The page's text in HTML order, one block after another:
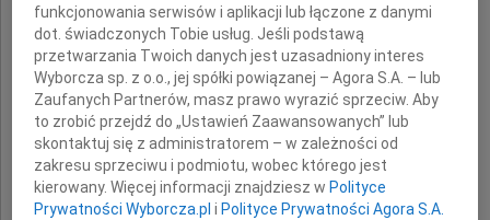
Jolanty Bigus
Mamy naszego Kolegi
Piotra Bigusa
funkcjonowania serwisów i aplikacji lub łączone z danymi
dot. świadczonych Tobie usług. Jeśli podstawą
przetwarzania Twoich danych jest uzasadniony interes
Wyborcza sp. z o.o., jej spółki powiązanej – Agora S.A. – lub
Zaufanych Partnerów, masz prawo wyrazić sprzeciw. Aby
to zrobić przejdź do „Ustawień Zaawansowanych” lub
skontaktuj się z administratorem – w zależności od
zakresu sprzeciwu i podmiotu, wobec którego jest
kierowany. Więcej informacji znajdziesz w Polityce
Prywatności Wyborcza.pl i Polityce Prywatności Agora S.A.